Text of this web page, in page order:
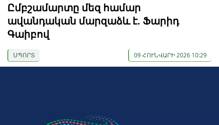
Ըմբշամարտը մեզ համար
ավանդական մարզաձև է. Ֆարիդ
Գաիբով
ՍՊՈՐՏ 09 ՀՈՒՆՎԱՐԻ 2026 10:29